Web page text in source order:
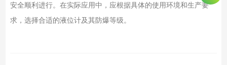
安全顺利进行。在实际应用中，应根据具体的使用环境和生产要
求，选择合适的液位计及其防爆等级。